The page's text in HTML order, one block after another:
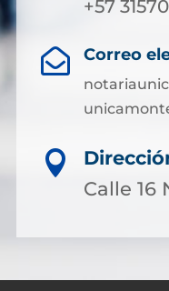
+57
 Correo

Calle 16